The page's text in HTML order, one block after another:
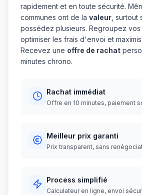
rapidement et en toute sécurité.
communes ont de la valeur ,
possédez plusieurs. Regroupez
optimiser les frais d'envoi et
Recevez une offre de rachat
minutes chrono.
Rachat immédiat
Offre en 10 minutes, paiement
Meilleur prix garanti
Prix transparent, sans
Process simplifié
Calculateur en ligne, envoi